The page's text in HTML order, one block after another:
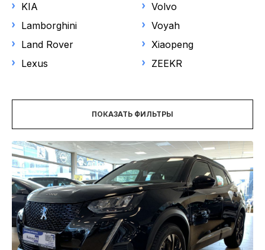
KIA
Lamborghini
Land Rover
Lexus
Volvo
Voyah
Xiaopeng
ZEEKR
ПОКАЗАТЬ ФИЛЬТРЫ
Год выпуска
от до
Пробег
Объем двигателя
Топливо
Электричество
КПП